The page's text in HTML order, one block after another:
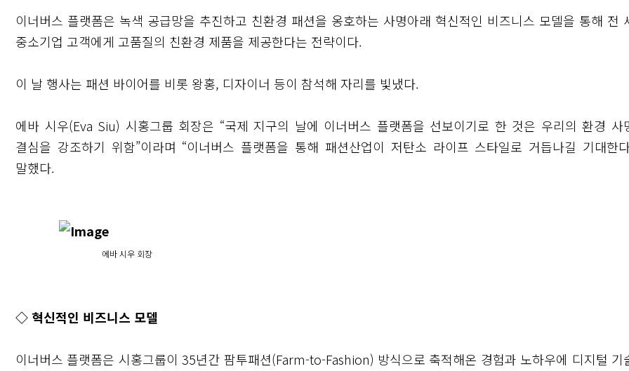
이너버스 플랫폼은 녹색 공급망을 추진하고 친환경 패션을 옹호하는 사명아래 혁신적인 비즈니스 모델을 통해 전
중소기업 고객에게 고품질의 친환경 제품을 제공한다는 전략이다.
이 날 행사는 패션 바이어를 비롯 왕홍, 디자이너 등이 참석해 자리를 빛냈다.
에바 시우(Eva Siu) 시홍그룹 회장은 “국제 지구의 날에 이너버스 플랫폼을 선보이기로 한 것은 우리의 환경 사
결심을 강조하기 위함”이라며 “이너버스 플랫폼을 통해 패션산업이 저탄소 라이프 스타일로 거듭나길 기대한
말했다.
에바 시우 회장
◇ 혁신적인 비즈니스 모델
이너버스 플랫폼은 시홍그룹이 35년간 팜투패션(Farm-to-Fashion) 방식으로 축적해온 경험과 노하우에 디지털 기